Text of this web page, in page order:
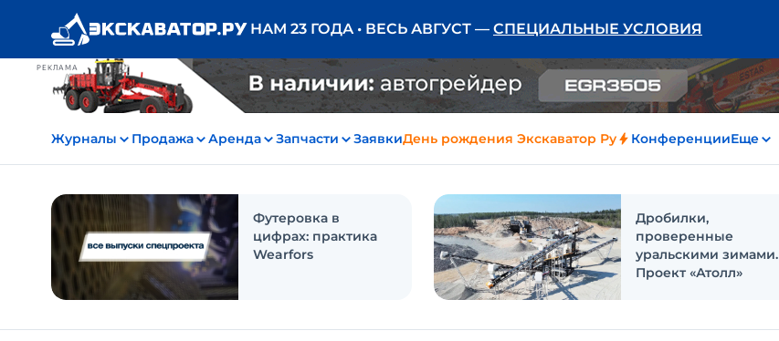
РЕКЛАМА
НАМ 23 ГОДА • ВЕСЬ АВГУСТ — СПЕЦИАЛЬНЫЕ УСЛОВИЯ
Журналы Продажа Аренда Запчасти ЗаявкиДень рождения Экскаватор Ру КонференцииЕще
Футеровка в
цифрах: практика
Wearfors
Дробилки,
проверенные
уральскими зимами.
Проект «Атолл»